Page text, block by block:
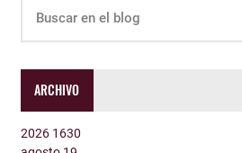
ARCHIVO
2026 1630